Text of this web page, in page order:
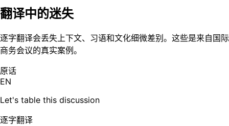
翻译中的迷失
逐字翻译会丢失上下文、习语和文化细微差别。这些是来自国际
商务会议的真实案例。
原话
EN
Let's table this discussion
逐字翻译